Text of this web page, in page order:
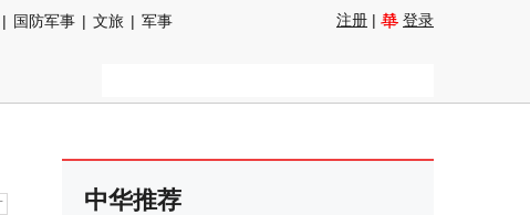
| 国防军事 | 文旅 | 军事
注册 | 登录
中华推荐